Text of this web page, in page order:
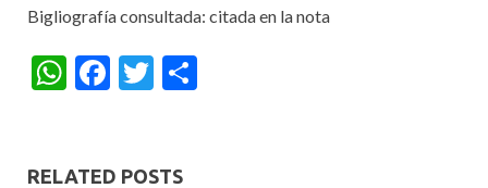
Bigliografía consultada: citada en la nota
W
s
F
b
T
er
RELATED POSTS